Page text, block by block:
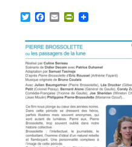
TwitterFacebook
EmailPrintFriendly